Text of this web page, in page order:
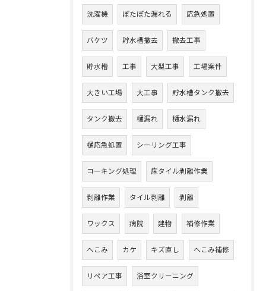
洗濯機 ぽたぽた漏れる 応急処置
バケツ 貯水槽撤去 撤去工事
貯水槽 工事 大型工事 工場案件
大きい工場 大工事 貯水槽タンク撤去
タンク撤去 樋漏れ 樋水漏れ
樋応急処置 シーリング工事
コーキング処理 床タイル剥離作業
剥離作業 タイル剥離 剥離
ワックス 病院 建物 補修作業
へこみ カケ キズ直し へこみ補修
リペア工事 浴室クリーニング